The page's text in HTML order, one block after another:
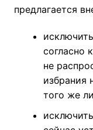
предлагается
согласно
не
избрания
того же